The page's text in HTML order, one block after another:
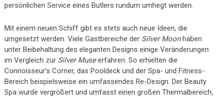
persönlichen Service eines Butlers rundum umhegt werden.
Mit einem neuen Schiff gibt es stets auch neue Ideen, die
umgesetzt werden. Viele Gastbereiche der Silver Moonhaben
unter Beibehaltung des eleganten Designs einige Veränderungen
im Vergleich zur Silver Museerfahren. So erhielten die
Connoisseur’s Corner, das Pooldeck und der Spa- und Fitness-
Bereich beispielsweise ein umfassendes Re-Design. Der Beauty
Spa wurde vergrößert und umfasst einen großen Thermalbereich,